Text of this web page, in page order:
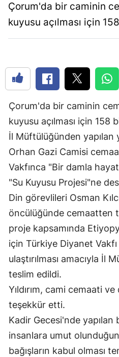
Çorum'da bir caminin
kuyusu açılması için
Çorum'da bir caminin
kuyusu açılması için 158
İl Müftülüğünden yapılan
Orhan Gazi Camisi
Vakfınca "Bir damla
"Su Kuyusu Projesi"ne
Din görevlileri Osman
öncülüğünde cemaatten
proje kapsamında
için Türkiye Diyanet
ulaştırılması amacıyla İl
teslim edildi.
Yıldırım, cami cemaati
teşekkür etti.
Kadir Gecesi'nde yapılan
insanlara umut
bağışların kabul olması